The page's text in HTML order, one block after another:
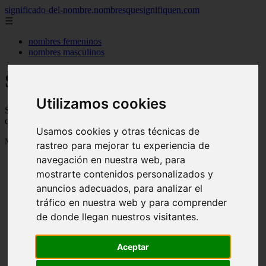
Utilizamos cookies
Usamos cookies y otras técnicas de
rastreo para mejorar tu experiencia de
navegación en nuestra web, para
mostrarte contenidos personalizados y
anuncios adecuados, para analizar el
tráfico en nuestra web y para comprender
de donde llegan nuestros visitantes.
Aceptar
significado-del-nombre.nombresquesignifiquen.com
☰
nombres femeninos
nombres masculinos
Significado de los nombres
Significado de los nombres, su personalidad, de donde vienen y
cuanta gente se llama así
Mostrando 1 - 24 de 3040 artículos